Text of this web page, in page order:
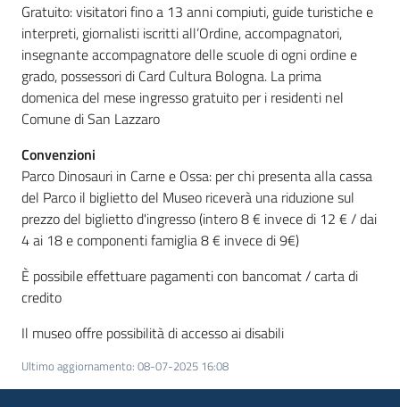
Gratuito: visitatori fino a 13 anni compiuti, guide turistiche e
interpreti, giornalisti iscritti all’Ordine, accompagnatori,
insegnante accompagnatore delle scuole di ogni ordine e
grado, possessori di Card Cultura Bologna. La prima
domenica del mese ingresso gratuito per i residenti nel
Comune di San Lazzaro
Convenzioni
Parco Dinosauri in Carne e Ossa: per chi presenta alla cassa
del Parco il biglietto del Museo riceverà una riduzione sul
prezzo del biglietto d'ingresso (intero 8 € invece di 12 € / dai
4 ai 18 e componenti famiglia 8 € invece di 9€)
È possibile effettuare pagamenti con bancomat / carta di
credito
Il museo offre possibilità di accesso ai disabili
Ultimo aggiornamento: 08-07-2025 16:08